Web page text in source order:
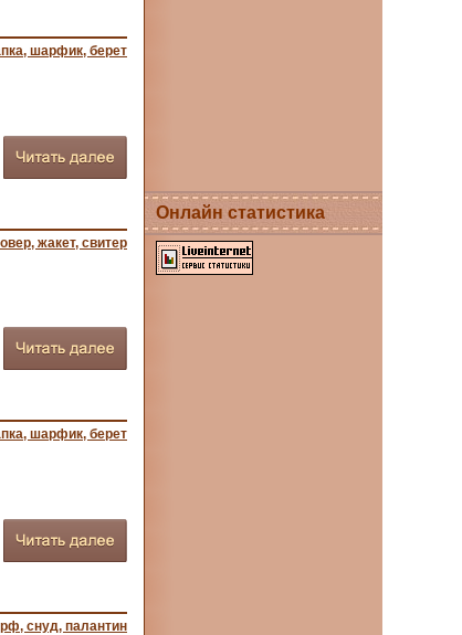
шарфик, берет
жакет, свитер
шарфик, берет
снуд, палантин
Онлайн статистика